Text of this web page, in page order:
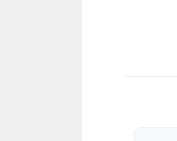
cinq